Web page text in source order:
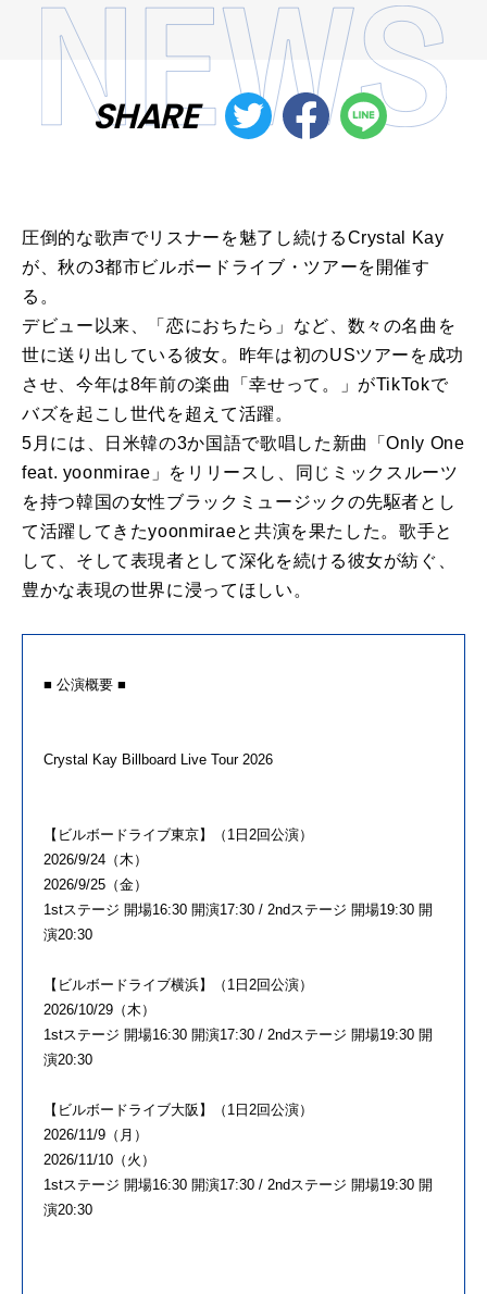
SHARE
圧倒的な歌声でリスナーを魅了し続けるCrystal Kay
が、秋の3都市ビルボードライブ・ツアーを開催す
る。
デビュー以来、「恋におちたら」など、数々の名曲を
世に送り出している彼女。昨年は初のUSツアーを成功
させ、今年は8年前の楽曲「幸せって。」がTikTokで
バズを起こし世代を超えて活躍。
5月には、日米韓の3か国語で歌唱した新曲「Only One
feat. yoonmirae」をリリースし、同じミックスルーツ
を持つ韓国の女性ブラックミュージックの先駆者とし
て活躍してきたyoonmiraeと共演を果たした。歌手と
して、そして表現者として深化を続ける彼女が紡ぐ、
豊かな表現の世界に浸ってほしい。
■ 公演概要 ■
Crystal Kay Billboard Live Tour 2026
【ビルボードライブ東京】（1日2回公演）
2026/9/24（木）
2026/9/25（金）
1stステージ 開場16:30 開演17:30 / 2ndステージ 開場19:30 開
演20:30
【ビルボードライブ横浜】（1日2回公演）
2026/10/29（木）
1stステージ 開場16:30 開演17:30 / 2ndステージ 開場19:30 開
演20:30
【ビルボードライブ大阪】（1日2回公演）
2026/11/9（月）
2026/11/10（火）
1stステージ 開場16:30 開演17:30 / 2ndステージ 開場19:30 開
演20:30